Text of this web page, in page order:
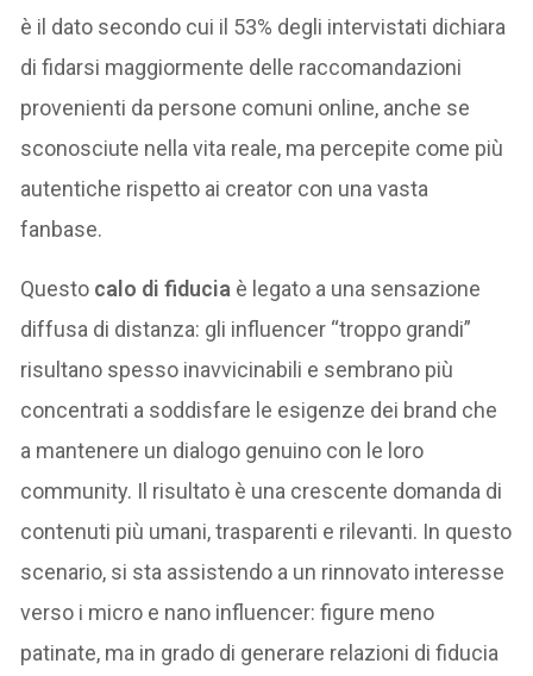
è il dato secondo cui il 53% degli intervistati dichiara
di fidarsi maggiormente delle raccomandazioni
provenienti da persone comuni online, anche se
sconosciute nella vita reale, ma percepite come più
autentiche rispetto ai creator con una vasta
fanbase.
Questo calo di fiducia è legato a una sensazione
diffusa di distanza: gli influencer “troppo grandi”
risultano spesso inavvicinabili e sembrano più
concentrati a soddisfare le esigenze dei brand che
a mantenere un dialogo genuino con le loro
community. Il risultato è una crescente domanda di
contenuti più umani, trasparenti e rilevanti. In questo
scenario, si sta assistendo a un rinnovato interesse
verso i micro e nano influencer: figure meno
patinate, ma in grado di generare relazioni di fiducia